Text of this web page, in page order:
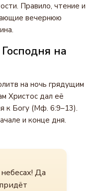
Правило, чтение и
вечернюю
на
на ночь грядущим
Христос дал её
к Богу (Мф. 6:9–13).
и конце дня.
Да